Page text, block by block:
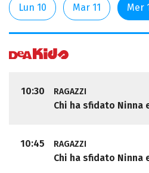
Lun 10 Mar 11 Mer
10:30 RAGAZZI
Chi ha sfidato Ninna
10:45 RAGAZZI
Chi ha sfidato Ninna